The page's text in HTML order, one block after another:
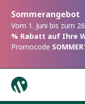
Sommerangebot
Vom 1. Juni bis zum
% Rabatt auf Ihre
Promocode